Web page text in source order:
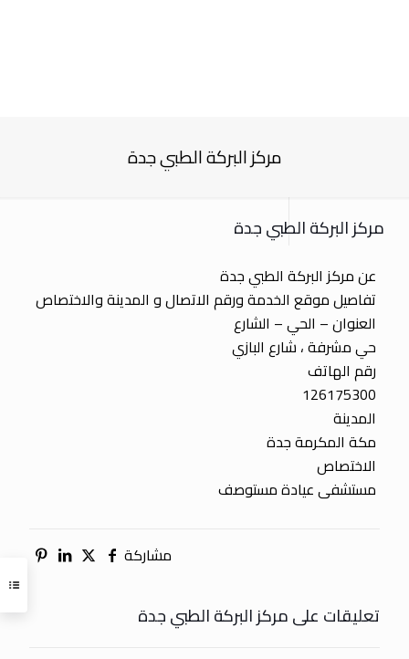
مركز البركة الطبي جدة
مركز البركة الطبي جدة
عن مركز البركة الطبي جدة
تفاصيل موقع الخدمة ورقم الاتصال و المدينة والاختصاص
العنوان – الحي – الشارع
حي مشرفة ، شارع البازي
رقم الهاتف
126175300
المدينة
مكة المكرمة جدة
الاختصاص
مستشفى عيادة مستوصف
مشاركة
تعليقات على مركز البركة الطبي جدة